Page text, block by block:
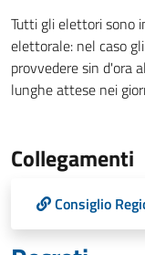
Tutti gli elettori sono
elettorale: nel caso
provvedere sin d'ora
lunghe attese nei
Collegamenti
Consiglio